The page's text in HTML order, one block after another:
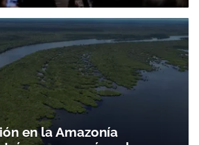
en la Amazonía